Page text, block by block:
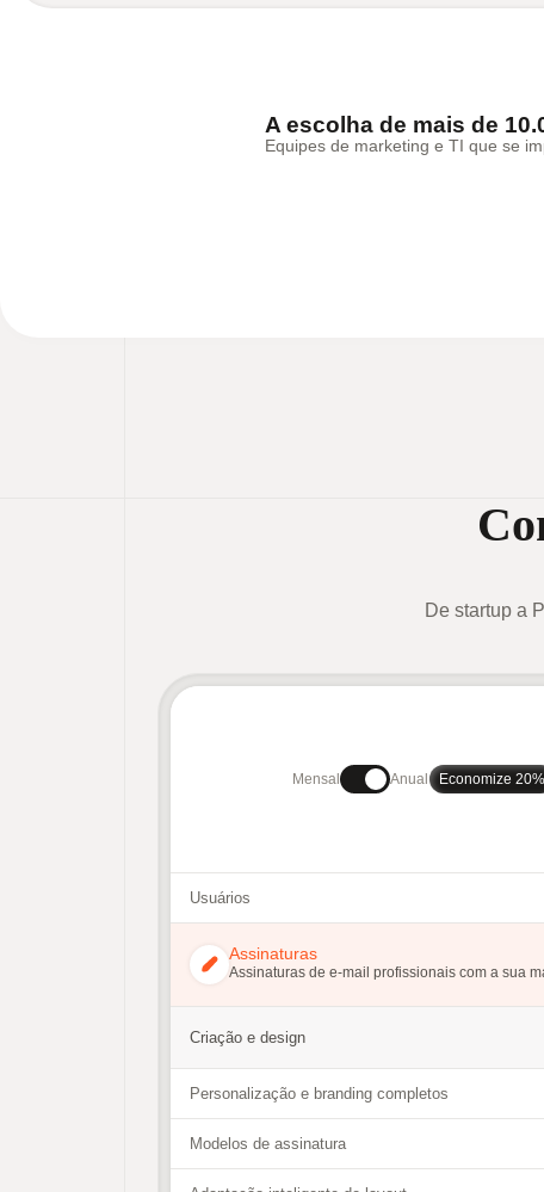
A escolha de mais de
Equipes de marketing e TI que se
De startup a
Mensal Anual Economize 20%
Usuários
Assinaturas
Assinaturas de e-mail profissionais com a sua
Criação e design
Personalização e branding completos
Modelos de assinatura